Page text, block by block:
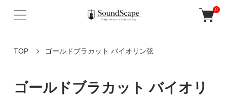
0
TOP ゴールドブラカット バイオリン弦
ゴールドブラカット バイオリ